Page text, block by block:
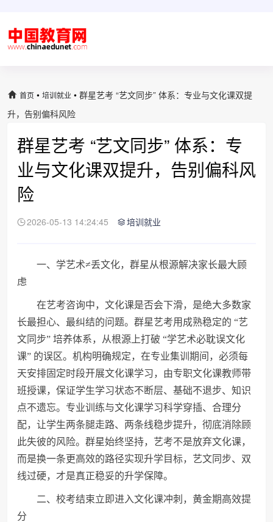
首页 • 培训就业 • 群星艺考 “艺文同步” 体系：专业与文化课双提
升，告别偏科风险
群星艺考 “艺文同步” 体系：专
业与文化课双提升，告别偏科风
险
2026-05-13 14:24:45 培训就业
一、学艺术≠丢文化，群星从根源解决家长最大顾
虑
在艺考咨询中，文化课是否会下滑，是绝大多数家
长最担心、最纠结的问题。群星艺考用成熟稳定的 “艺
文同步” 培养体系，从根源上打破 “学艺术必耽误文化
课” 的误区。机构明确规定，在专业集训期间，必须每
天安排固定时段开展文化课学习，由专职文化课教师带
班授课，保证学生学习状态不断层、基础不退步、知识
点不遗忘。专业训练与文化课学习科学穿插、合理分
配，让学生两条腿走路、两条线稳步提升，彻底消除顾
此失彼的风险。群星始终坚持，艺考不是放弃文化课，
而是换一条更高效的路径实现升学目标，艺文同步、双
线过硬，才是真正稳妥的升学保障。
二、校考结束立即进入文化课冲刺，黄金期高效提
分